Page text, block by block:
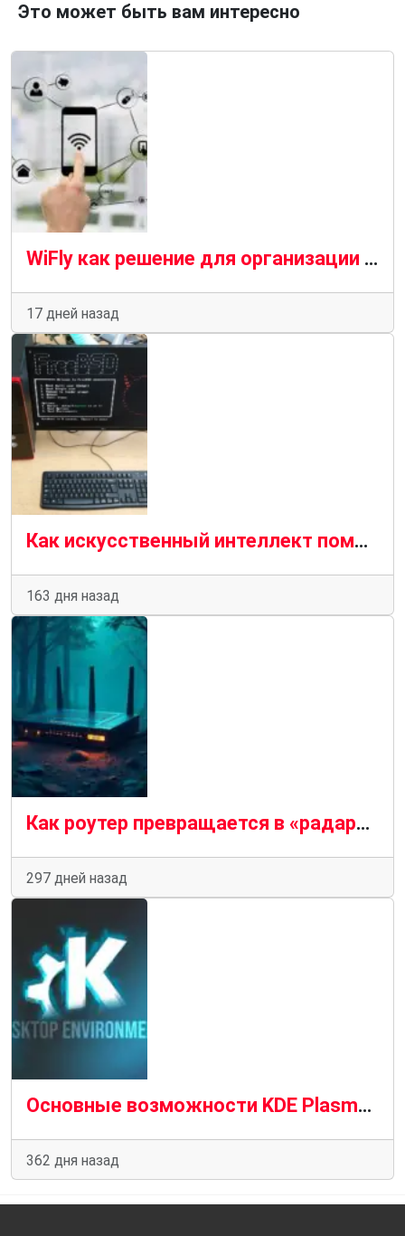
Это может быть вам интересно
WiFly как решение для организации гостевого Wi-Fi с авторизацией
17 дней назад
Как искусственный интеллект помог одному разработчику создать драйвер Wi-Fi для MacBook на базе FreeBSD
163 дня назад
Как роутер превращается в «радар» — кратко и по сути. Короткий FAQ для администраторов
297 дней назад
Основные возможности KDE Plasma 6.5: новые переключатели Bluetooth и Wi-Fi
362 дня назад